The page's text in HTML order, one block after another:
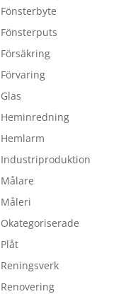
Fönsterbyte
Fönsterputs
Försäkring
Förvaring
Glas
Heminredning
Hemlarm
Industriproduktion
Målare
Måleri
Okategoriserade
Plåt
Reningsverk
Renovering